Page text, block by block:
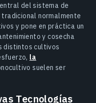
del sistema de
normalmente
y pone en práctica un
y cosecha
distintos cultivos
la
suelen ser
Tecnologías